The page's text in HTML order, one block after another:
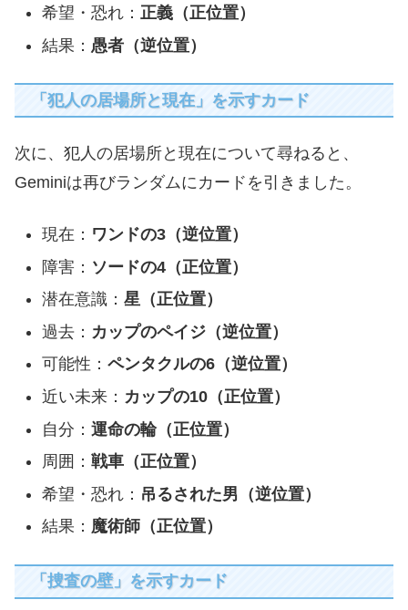
希望・恐れ： 正義（正位置）
結果： 愚者（逆位置）
「犯人の居場所と現在」を示すカード
次に、犯人の居場所と現在について尋ねると、
Geminiは再びランダムにカードを引きました。
現在： ワンドの3（逆位置）
障害： ソードの4（正位置）
潜在意識： 星（正位置）
過去： カップのペイジ（逆位置）
可能性： ペンタクルの6（逆位置）
近い未来： カップの10（正位置）
自分： 運命の輪（正位置）
周囲： 戦車（正位置）
希望・恐れ： 吊るされた男（逆位置）
結果： 魔術師（正位置）
「捜査の壁」を示すカード